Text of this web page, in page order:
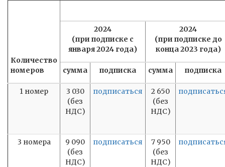
Количество
номеров
2024
(при подписке с
января 2024 года)
2024
(при подписке до
конца 2023 года)
сумма подписка сумма подписка
1 номер
3 030
(без
НДС)
подписаться
2 650
(без
НДС)
3 номера
9 090
(без
НДС)
подписаться
7 950
(без
НДС)